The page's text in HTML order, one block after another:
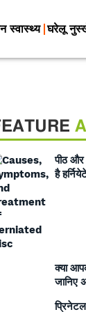
स्वास्थ्य घरेलू
पीठ
है
क्या
जानिए
प्रिनेटल